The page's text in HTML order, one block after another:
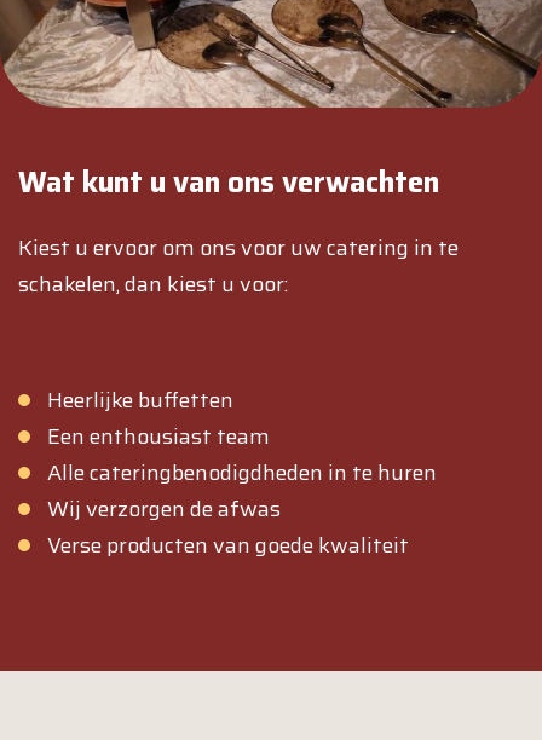
Wat kunt u van ons verwachten
Kiest u ervoor om ons voor uw catering in te
schakelen, dan kiest u voor:
Heerlijke buffetten
Een enthousiast team
Alle cateringbenodigdheden in te huren
Wij verzorgen de afwas
Verse producten van goede kwaliteit